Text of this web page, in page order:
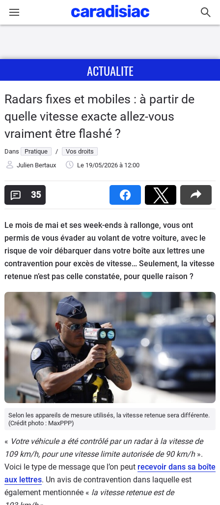
Actu
Essais
Guide
d'achat
Electriques
Utilitaires
Flottes
Auto
Services
Forum
Moto
Marques
ACTUALITE
Radars fixes et mobiles : à partir de
quelle vitesse exacte allez-vous
vraiment être flashé ?
Dans Pratique /
Vos droits
Julien Bertaux
Le 19/05/2026 à 12:00
35
Le mois de mai et ses week-ends à rallonge, vous ont
permis de vous évader au volant de votre voiture, avec le
risque de voir débarquer dans votre boîte aux lettres une
contravention pour excès de vitesse… Seulement, la vitesse
retenue n’est pas celle constatée, pour quelle raison ?
Selon les appareils de mesure utilisés, la vitesse retenue sera différente.
(Crédit photo : MaxPPP)
« Votre véhicule a été contrôlé par un radar à la vitesse de
109 km/h, pour une vitesse limite autorisée de 90 km/h».
Voici le type de message que l’on peut recevoir dans sa boîte
aux lettres. Un avis de contravention dans laquelle est
également mentionnée « la vitesse retenue est de